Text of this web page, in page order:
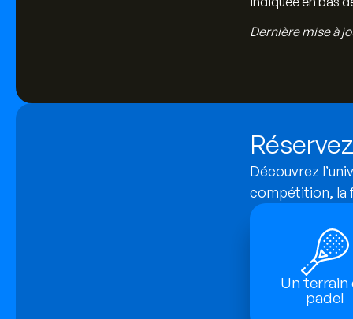
Dernière mise à
Découvrez
compétition, la
Un terrain
padel